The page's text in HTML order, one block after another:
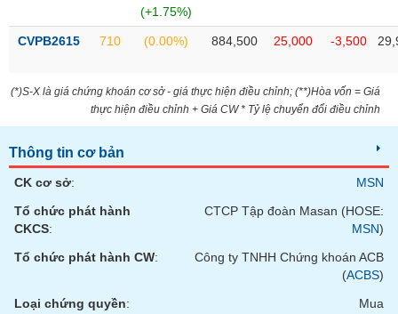
(+1.75%)
CVPB2615 710 (0.00%) 884,500 25,000 -3,500
(*)S-X là giá chứng khoán cơ sở - giá thực hiện điều chỉnh; (**)Hòa vốn = Giá
thực hiện điều chỉnh + Giá CW * Tỷ lệ chuyển đổi điều chỉnh
Thông tin cơ bản
CK cơ sở:
MSN
Tổ chức phát hành
CKCS:
CTCP Tập đoàn Masan (HOSE:
MSN)
Tổ chức phát hành CW:
Công ty TNHH Chứng khoán ACB
(ACBS)
Loại chứng quyền:
Mua
TRUYỀN
THÔNG
ÍCH
ĐỘNG